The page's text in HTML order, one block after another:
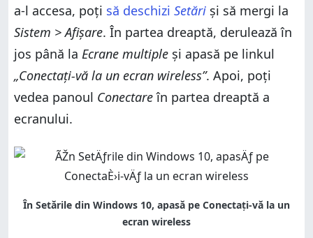
Ai reușit să te conectezi la televizorul tău?
a-l accesa, poți să deschizi Setări și să mergi la
Sistem > Afișare. În partea dreaptă, derulează în
jos până la Ecrane multiple și apasă pe linkul
„Conectați-vă la un ecran wireless”. Apoi, poți
vedea panoul Conectareîn partea dreaptă a
ecranului.